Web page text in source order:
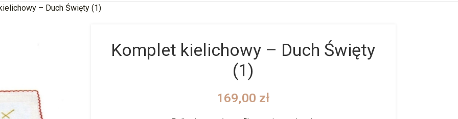
– Duch Święty (1)
Komplet kielichowy – Duch Święty
(1)
169,00 zł